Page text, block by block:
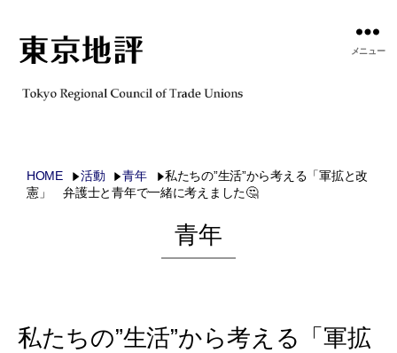
メニュー
HOME 活動 青年
私たちの”生活”から考える「軍拡と改
憲」 弁護士と青年で一緒に考えました🤔
青年
私たちの”生活”から考える「軍拡